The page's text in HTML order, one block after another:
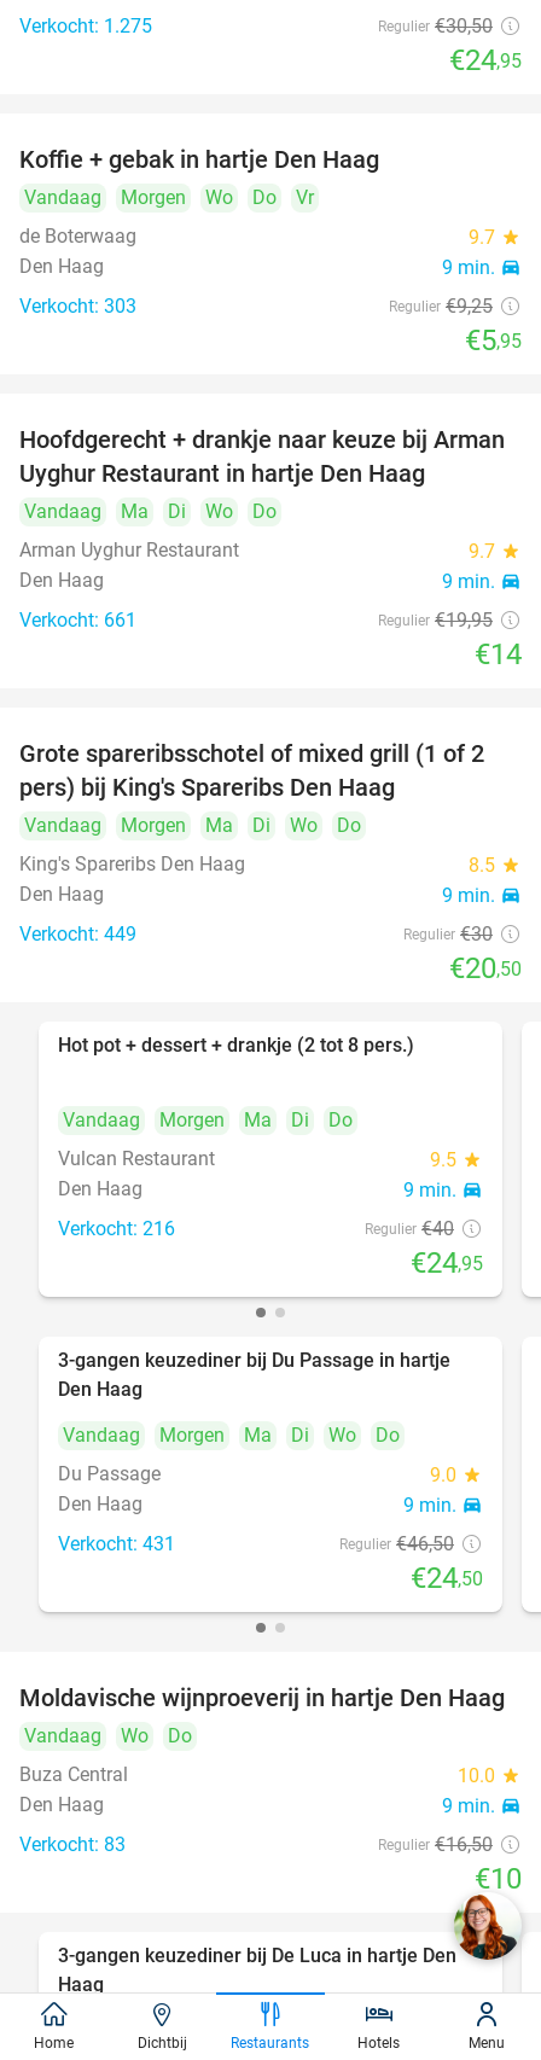
Verkocht: 1.275 Regulier €30,50
€24,95
Koffie + gebak in hartje Den Haag
Vandaag Morgen Wo Do
Vr
de Boterwaag
9.7 star
Den Haag 9 min. directions_car
Verkocht: 303 Regulier €9,25
€5,95
30%
Hoofdgerecht + drankje naar keuze bij Arman
Uyghur Restaurant in hartje Den Haag
Vandaag Ma Di Wo
Do
Arman Uyghur Restaurant
9.7 star
Den Haag 9 min. directions_car
Verkocht: 661 Regulier €19,95
€14
32%
Grote spareribsschotel of mixed grill (1 of 2
pers) bij King's Spareribs Den Haag
Vandaag Morgen Ma Di Wo
Do
King's Spareribs Den Haag
8.5 star
Den Haag 9 min. directions_car
Verkocht: 449 Regulier €30
€20,50
Hot pot + dessert + drankje (2 tot 8 pers.)
Vandaag Morgen Ma Di
Do
Vulcan Restaurant
9.5 star
Den Haag 9 min. directions_car
Verkocht: 216 Regulier €40
€24,95
47%
3-gangen keuzediner bij Du Passage in hartje
Den Haag
Vandaag
Morgen Ma Di Wo
Do
Du Passage
9.0 star
Den Haag 9 min. directions_car
Verkocht: 431 Regulier €46,50
€24,50
39%
Moldavische wijnproeverij in hartje Den Haag
Vandaag Wo
Do
Buza Central
10.0 star
Den Haag 9 min. directions_car
Verkocht: 83 Regulier €16,50
€10
47%
3-gangen keuzediner bij De Luca in hartje Den
Haag
Vandaag
Morgen Ma
Home Dichtbij Restaurants Hotels Menu